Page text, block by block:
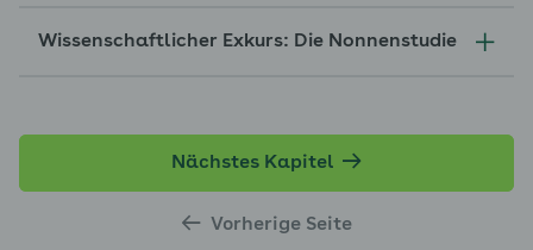
Wissenschaftlicher Exkurs: Die Nonnenstudie
Vorherige Seite
Nächstes Kapitel